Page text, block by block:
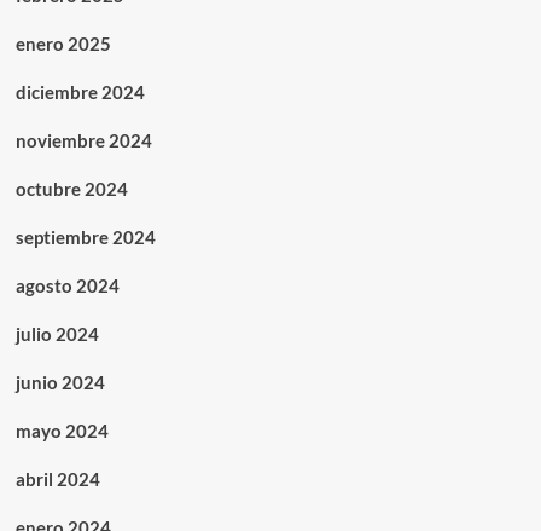
enero 2025
diciembre 2024
noviembre 2024
octubre 2024
septiembre 2024
agosto 2024
julio 2024
junio 2024
mayo 2024
abril 2024